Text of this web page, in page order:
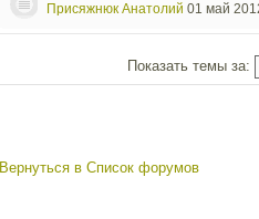
Присяжнюк Анатолий 01 май
Показать темы за:
Вернуться в Список форумов